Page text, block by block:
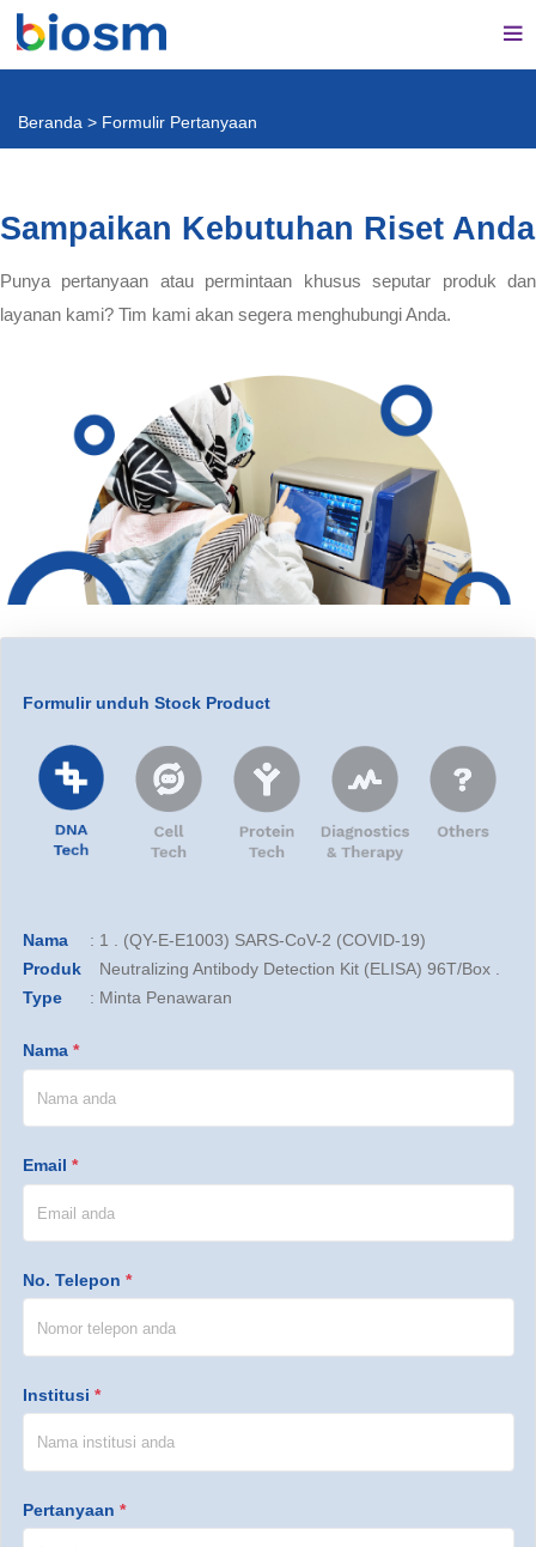
Beranda > Formulir Pertanyaan
Sampaikan Kebutuhan Riset Anda
Punya pertanyaan atau permintaan khusus seputar produk dan
layanan kami? Tim kami akan segera menghubungi Anda.
Formulir unduh Stock Product
Nama
Produk
: 1 . (QY-E-E1003) SARS-CoV-2 (COVID-19)
Neutralizing Antibody Detection Kit (ELISA) 96T/Box .
Type
: Minta Penawaran
Nama *
Email *
No. Telepon *
Institusi *
Pertanyaan *